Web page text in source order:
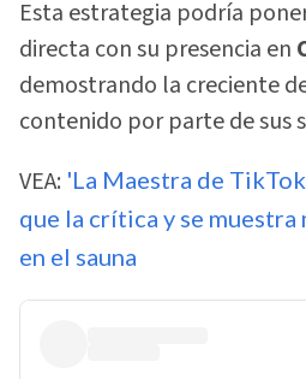
Esta estrategia podría
directa con su presencia en
demostrando la creciente
contenido por parte de sus
VEA: 'La Maestra de
que la crítica y se muestra
en el sauna